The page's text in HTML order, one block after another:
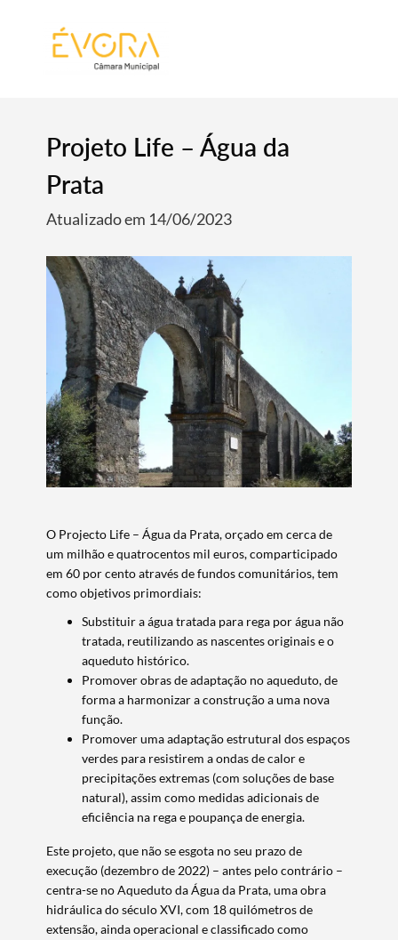
Projeto Life – Água da
Prata
Atualizado em 14/06/2023
O Projecto Life – Água da Prata, orçado em cerca de
um milhão e quatrocentos mil euros, comparticipado
em 60 por cento através de fundos comunitários, tem
como objetivos primordiais:
Substituir a água tratada para rega por água não
tratada, reutilizando as nascentes originais e o
aqueduto histórico.
Promover obras de adaptação no aqueduto, de
forma a harmonizar a construção a uma nova
função.
Promover uma adaptação estrutural dos espaços
verdes para resistirem a ondas de calor e
precipitações extremas (com soluções de base
natural), assim como medidas adicionais de
eficiência na rega e poupança de energia.
Este projeto, que não se esgota no seu prazo de
execução (dezembro de 2022) – antes pelo contrário –
centra-se no Aqueduto da Água da Prata, uma obra
hidráulica do século XVI, com 18 quilómetros de
extensão, ainda operacional e classificado como